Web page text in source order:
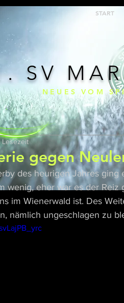
START
SV
NEUES VOM
gegen
Lesezeit
des heurigen Jahres
wenig, eher war es der Reiz
im Wienerwald ist. Des
nämlich ungeschlagen zu